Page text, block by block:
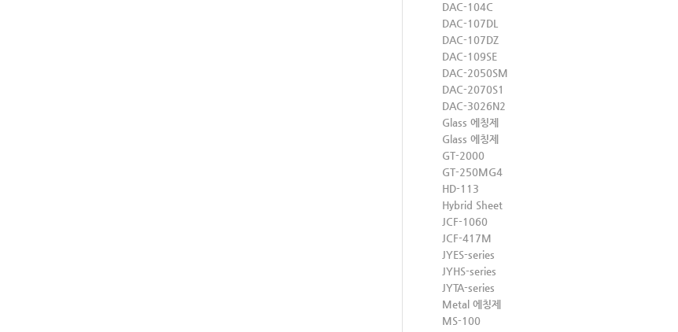
DAC-104C
DAC-107DL
DAC-107DZ
DAC-109SE
DAC-2050SM
DAC-2070S1
DAC-3026N2
Glass 에칭제
Glass 에칭제
GT-2000
GT-250MG4
HD-113
Hybrid Sheet
JCF-1060
JCF-417M
JYES-series
JYHS-series
JYTA-series
Metal 에칭제
MS-100